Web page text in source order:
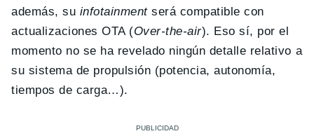
además, su infotainmentserá compatible con
actualizaciones OTA (Over-the-air). Eso sí, por el
momento no se ha revelado ningún detalle relativo a
su sistema de propulsión (potencia, autonomía,
tiempos de carga…).